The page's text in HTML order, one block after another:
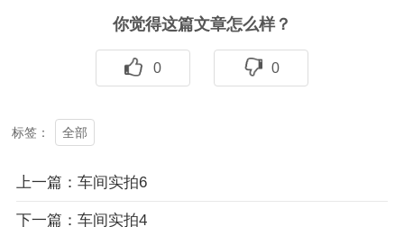
你觉得这篇文章怎么样？
0 0
标签： 全部
上一篇：车间实拍6
下一篇：车间实拍4